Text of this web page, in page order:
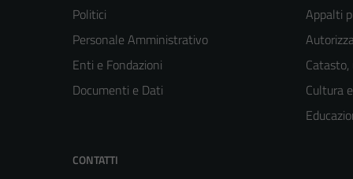
Politici
Personale Amministrativo
Enti e Fondazioni
Documenti e Dati
Appalti
Catasto,
Cultura
CONTATTI